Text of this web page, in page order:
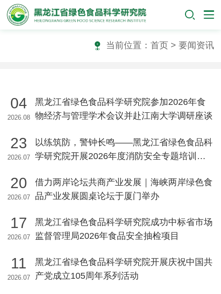
当前位置： 首页> 要闻资讯
04
2026.08
黑龙江省绿色食品科学研究院参加2026年食
物经济与管理学术会议并赴江南大学调研座谈
23
2026.07
以练筑防，警钟长鸣——黑龙江省绿色食品科
学研究院开展2026年度消防安全专题培训暨
20
2026.07
借力两岸论坛共商产业发展｜海峡两岸绿色食
品产业发展圆桌论坛于厦门举办
17
2026.07
黑龙江省绿色食品科学研究院成功中标省市场
监督管理局2026年食品安全抽检项目
11
2026.07
黑龙江省绿色食品科学研究院开展庆祝中国共
产党成立105周年系列活动